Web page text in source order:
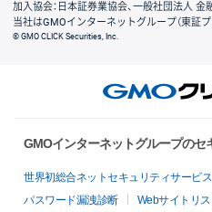
加入協会：日本証券業協会、一般社団法人
当社はGMOインターネットグループ（東証
© GMO CLICK Securities, Inc.
GMOインターネットグループのセ
世界初総合ネットセキュリティサービ
パスワード漏洩診断
Webサイトリ